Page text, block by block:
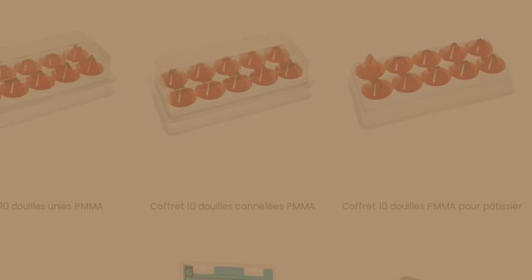
douilles unies PMMA Coffret 10 douilles cannelées PMMA Coffret 10 douilles PMMA pour pâtissier